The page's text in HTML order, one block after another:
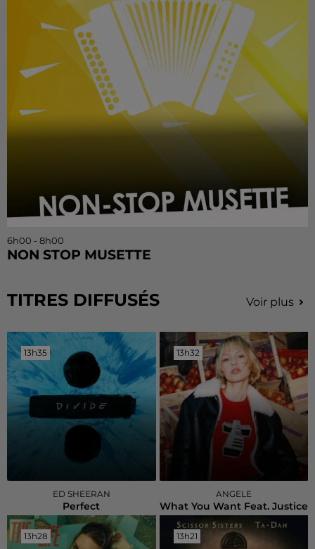
6h00 - 8h00
NON STOP MUSETTE
TITRES DIFFUSÉS Voir plus
13h35
13h35
ED SHEERAN
Perfect
13h32
13h32
ANGELE
What You Want Feat. Justice
13h28
13h28 13h21
13h21